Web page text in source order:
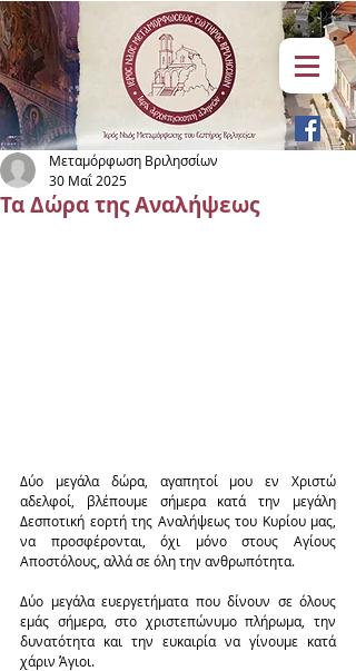
Τα Δώρα της Αναλήψεως
Μεταμόρφωση Βριλησσίων
30 Μαΐ 2025
Δύο μεγάλα δώρα, αγαπητοί μου εν Χριστώ
αδελφοί, βλέπουμε σήμερα κατά την μεγάλη
Δεσποτική εορτή της Αναλήψεως του Κυρίου μας,
να προσφέρονται, όχι μόνο στους Αγίους
Αποστόλους, αλλά σε όλη την ανθρωπότητα.
Δύο μεγάλα ευεργετήματα που δίνουν σε όλους
εμάς σήμερα, στο χριστεπώνυμο πλήρωμα, την
δυνατότητα και την ευκαιρία να γίνουμε κατά
χάριν Άγιοι.